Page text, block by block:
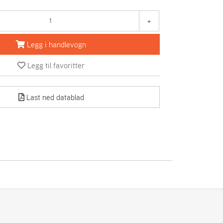
+
Legg i handlevogn
Legg til favoritter
Last ned datablad